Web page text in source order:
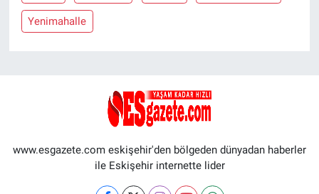
Yenimahalle
www.esgazete.com eskişehir'den bölgeden dünyadan haberler
ile Eskişehir internette lider